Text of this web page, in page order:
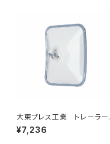
大東プレス工業 トレーラー
ラー UD L013 NS角型
左 DI-58
¥7,236